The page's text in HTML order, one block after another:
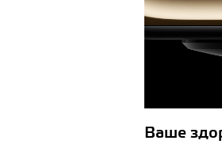
Ваше